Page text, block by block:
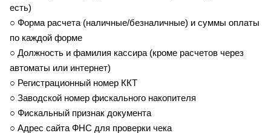
есть)
○ Форма расчета (наличные/безналичные) и суммы оплаты
по каждой форме
○ Должность и фамилия кассира (кроме расчетов через
автоматы или интернет)
○ Регистрационный номер ККТ
○ Заводской номер фискального накопителя
○ Фискальный признак документа
○ Адрес сайта ФНС для проверки чека